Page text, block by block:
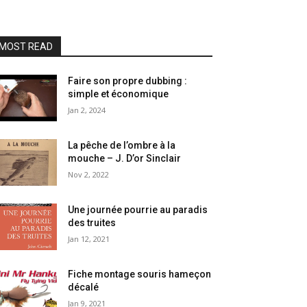
MOST READ
Faire son propre dubbing :
simple et économique
Jan 2, 2024
La pêche de l’ombre à la
mouche – J. D’or Sinclair
Nov 2, 2022
Une journée pourrie au paradis
des truites
Jan 12, 2021
Fiche montage souris hameçon
décalé
Jan 9, 2021